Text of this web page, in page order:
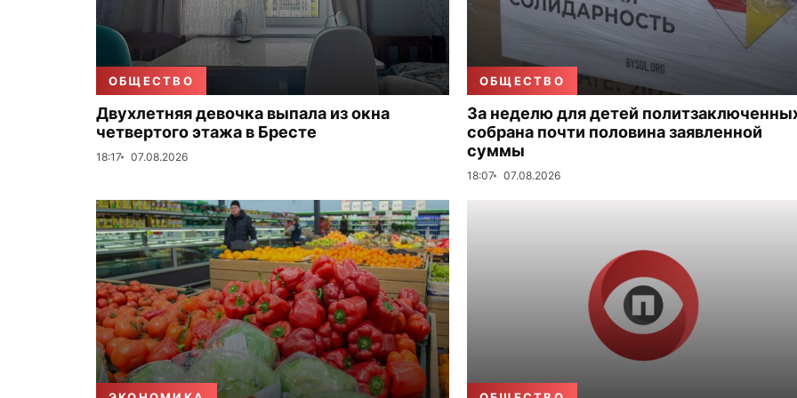
ОБЩЕСТВО
Двухлетняя девочка выпала из окна
четвертого этажа в Бресте
18:17 07.08.2026
ОБЩЕСТВО
За неделю для детей
собрана почти половина заявленной
суммы
18:07 07.08.2026